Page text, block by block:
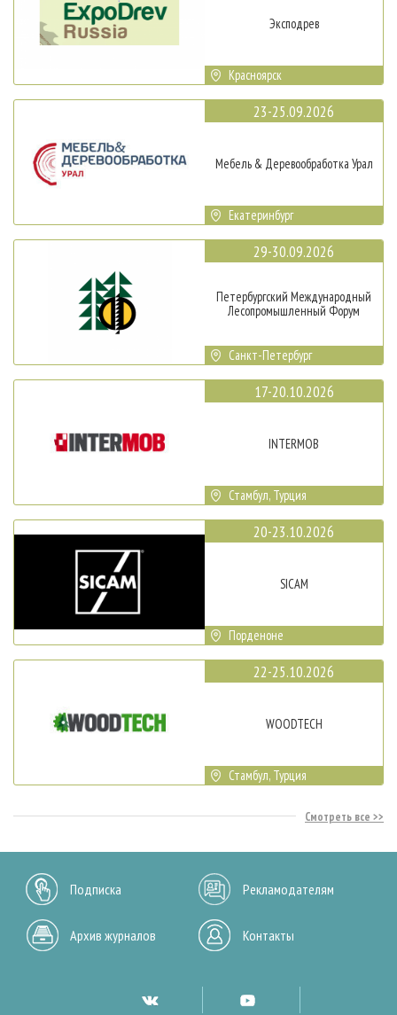
Эксподрев
Красноярск
23-25.09.2026
Мебель & Деревообработка Урал
Екатеринбург
29-30.09.2026
Петербургский Международный
Лесопромышленный Форум
Санкт-Петербург
17-20.10.2026
INTERMOB
Стамбул, Турция
20-23.10.2026
SICAM
Порденоне
22-25.10.2026
WOODTECH
Стамбул, Турция
Смотреть все
Подписка Рекламодателям
Архив журналов Контакты